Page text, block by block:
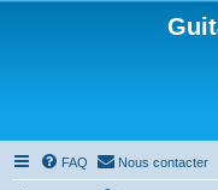
FAQ Nous contacter